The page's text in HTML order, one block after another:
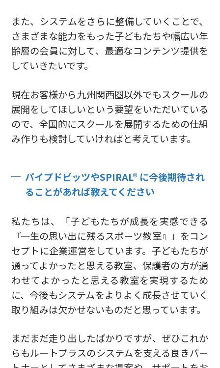
また、システムをさらに整備していくことで、
さまざまな能力をもった子どもたちや幅広い年
齢層の会員に対して、最適なコンテンツ提供を
していきたいです。
現在お客様から九州関西圏以外でもスクールの
展開をしてほしいという要望をいただいている
ので、全国的にスクールを展開するための仕組
み作りも検討していければと考えています。
パイプドビッツやSPIRAL® に今後期待され
ることがあれば教えてください
私たちは、「子どもたちが成長を実感できる
『一生の思い出に残るスポーツ教室』」をコン
セプトに企業運営をしています。子どもたちが
通ってよかったと思える教室、保護者の方が通
わせてよかったと思える教室を実現するため
に、今後もシステムをよりよく成長させていく
取り組みは欠かせないものだと思っています。
まだまだ走り出したばかりですが、ぜひこれか
らもルートプラスのシステムを支える良きパー